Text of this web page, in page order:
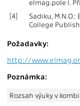
elmag.pole I.
[4]
Sadiku,
College
Požadavky:
http://
Poznámka:
Rozsah výuky v